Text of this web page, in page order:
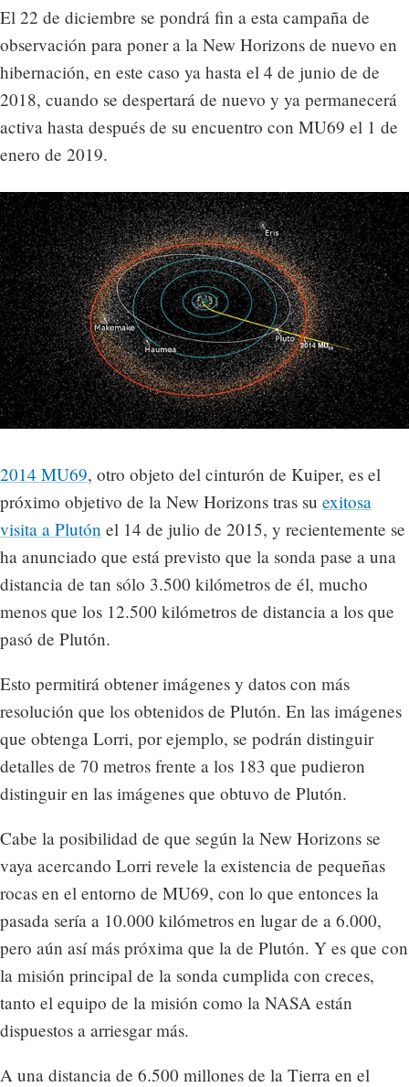
El 22 de diciembre se pondrá fin a esta campaña de
observación para poner a la New Horizons de nuevo en
hibernación, en este caso ya hasta el 4 de junio de de
2018, cuando se despertará de nuevo y ya permanecerá
activa hasta después de su encuentro con MU69 el 1 de
enero de 2019.
2014 MU69, otro objeto del cinturón de Kuiper, es el
próximo objetivo de la New Horizons tras su exitosa
visita a Plutón el 14 de julio de 2015, y recientemente se
ha anunciado que está previsto que la sonda pase a una
distancia de tan sólo 3.500 kilómetros de él, mucho
menos que los 12.500 kilómetros de distancia a los que
pasó de Plutón.
Esto permitirá obtener imágenes y datos con más
resolución que los obtenidos de Plutón. En las imágenes
que obtenga Lorri, por ejemplo, se podrán distinguir
detalles de 70 metros frente a los 183 que pudieron
distinguir en las imágenes que obtuvo de Plutón.
Cabe la posibilidad de que según la New Horizons se
vaya acercando Lorri revele la existencia de pequeñas
rocas en el entorno de MU69, con lo que entonces la
pasada sería a 10.000 kilómetros en lugar de a 6.000,
pero aún así más próxima que la de Plutón. Y es que con
la misión principal de la sonda cumplida con creces,
tanto el equipo de la misión como la NASA están
dispuestos a arriesgar más.
A una distancia de 6.500 millones de la Tierra en el